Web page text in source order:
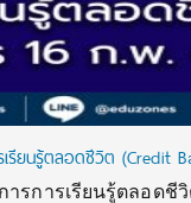
ยนรู้ตลอดชีวิต (Credit
รการเรียนรู้ตลอดชีวิ